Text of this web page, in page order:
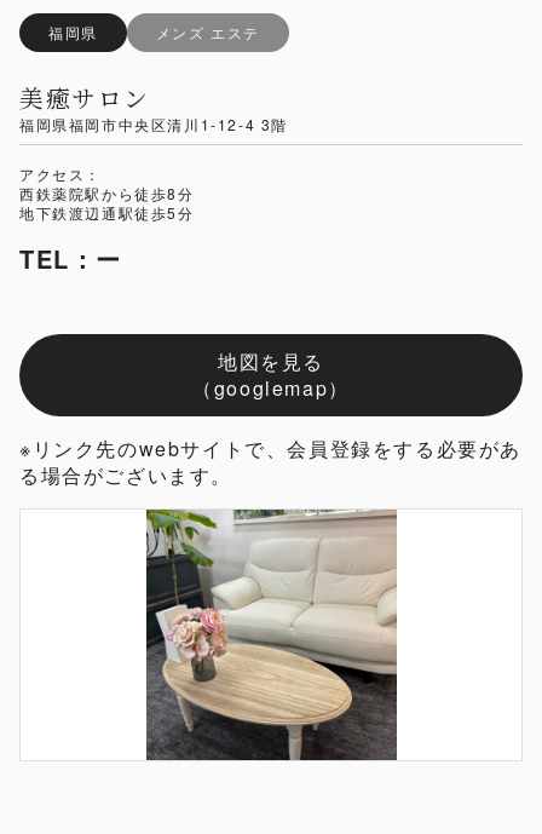
福岡県 メンズ エステ
美癒サロン
福岡県福岡市中央区清川1-12-4 3階
アクセス：
西鉄薬院駅から徒歩8分
地下鉄渡辺通駅徒歩5分
TEL：ー
地図を見る
（googlemap）
※リンク先のwebサイトで、会員登録をする必要があ
る場合がございます。